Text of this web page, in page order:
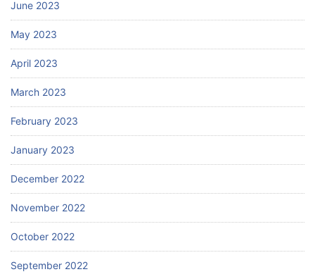
June 2023
May 2023
April 2023
March 2023
February 2023
January 2023
December 2022
November 2022
October 2022
September 2022